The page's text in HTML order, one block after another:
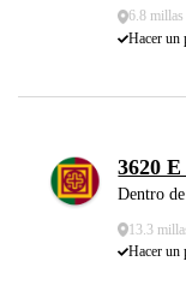
6.8 millas
Hacer un
3620
Dentro
13.3
Hacer un